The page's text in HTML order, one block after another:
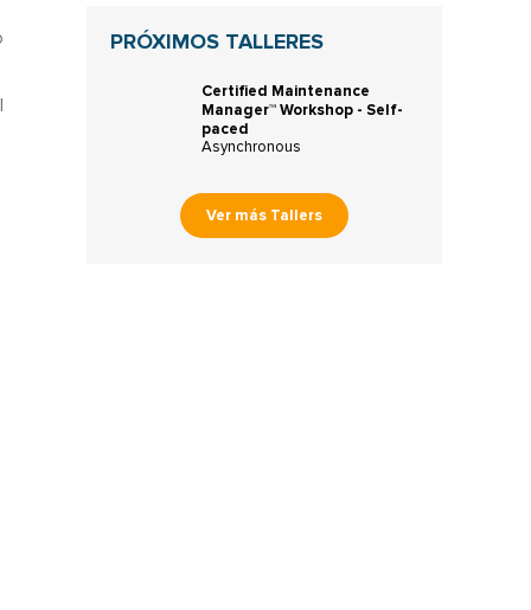
PRÓXIMOS TALLERES
Certified Maintenance
Manager™ Workshop - Self-
paced
Asynchronous
Ver más Tallers